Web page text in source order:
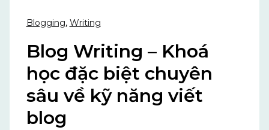
Blogging, Writing
Blog Writing – Khoá
học đặc biệt chuyên
sâu về kỹ năng viết
blog